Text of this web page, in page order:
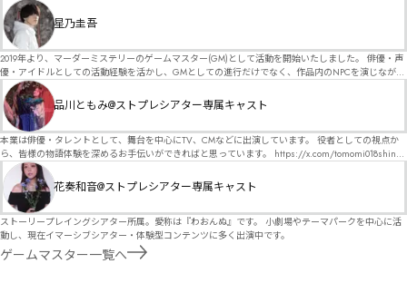
星乃圭吾
2019年より、マーダーミステリーのゲームマスター(GM)として活動を開始いたしました。 俳優・声
優・アイドルとしての活動経験を活かし、GMとしての進行だけでなく、作品内のNPCを演じなが
ら、お客様に物語の世界へ入り込んでいただくような演出・サービスを得意としています。 自分自
身でも作品制作を行っているので、作家さんが作品に込めた想いや意図を大切にしながら、その作
品の魅力をお客様に届けられるような公演を心がけています。 参加してくださる皆様がどんなエン
ディングを迎えるのか、どんな物語が生まれるのかを想像しながら、公演を進めていく時間が本当
に大好きです！ 対応可能作品は、オフライン（対面）作品のみとなります。 得意分野をひとつ挙げ
るなら恋愛もの（恋愛要素を含むシナリオ）ですが、ファンタジー、デスゲーム、青春ものなど、
ジャンルを問わず幅広く対応可能です！お任せください！ 《所属団体・店舗》 ★ Lanbelysma -ラン
ビリズマ- (代表・制作・GM) ★ ストーリープレイングシアター (GM) ★ フィネガンズ ウェイク
(GM)
品川ともみ@ストプレシアター専属キャスト
本業は俳優・タレントとして、舞台を中心にTV、CMなどに出演しています。 役者としての視点か
ら、皆様の物語体験を深めるお手伝いができればと思っています。 https://x.com/tomomi018shin?
s=11 活動内容はSNSにて投稿しています。 SPT所属。 ストーリープレイングシアター「星詠みの
標」にてGMデビュー。 ボードゲーム×体感型演劇 イマーシブカフェ「コアクト」(不定期開催)出
演中。
花奏和音@ストプレシアター専属キャスト
ストーリープレイングシアター所属。愛称は『わおんぬ』です。 小劇場やテーマパークを中心に活
動し、現在イマーシブシアター・体験型コンテンツに多く出演中です。
ゲームマスター一覧へ